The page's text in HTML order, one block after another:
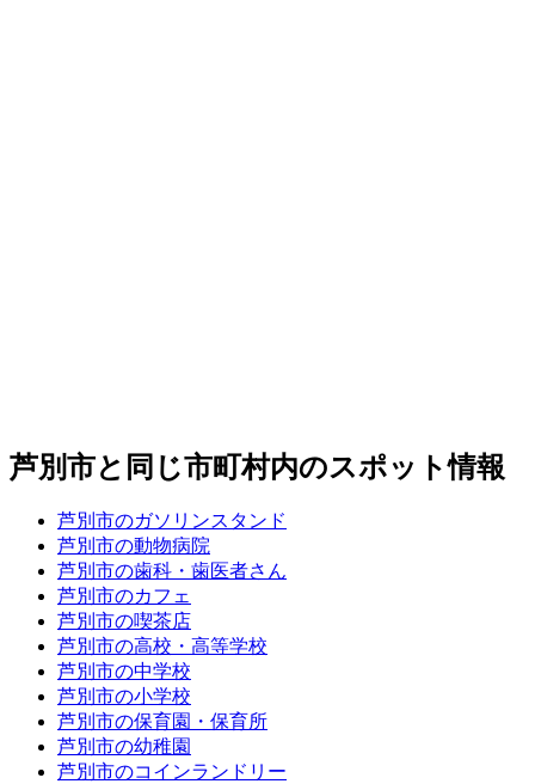
芦別市と同じ市町村内のスポット情報
芦別市のガソリンスタンド
芦別市の動物病院
芦別市の歯科・歯医者さん
芦別市のカフェ
芦別市の喫茶店
芦別市の高校・高等学校
芦別市の中学校
芦別市の小学校
芦別市の保育園・保育所
芦別市の幼稚園
芦別市のコインランドリー